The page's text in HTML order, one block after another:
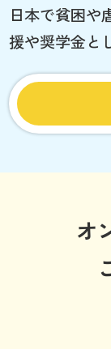
日本で貧困や
援や奨学金と
オ